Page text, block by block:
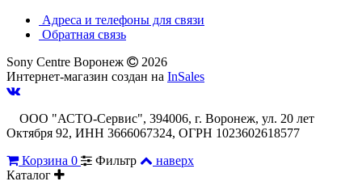
Адреса и телефоны для связи
Обратная связь
Sony Centre Воронеж
2026
Интернет-магазин создан на InSales
ООО "АСТО-Сервис", 394006, г. Воронеж, ул. 20 лет
Октября 92, ИНН 3666067324, ОГРН 1023602618577
Корзина 0 Фильтр
наверх
Каталог